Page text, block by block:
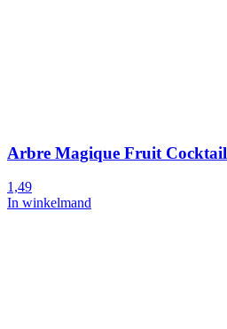
Arbre Magique Fruit Cocktail
1,49
In winkelmand